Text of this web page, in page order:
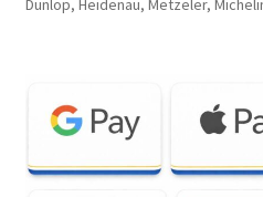
Dunlop, Heidenau, Metzeler,